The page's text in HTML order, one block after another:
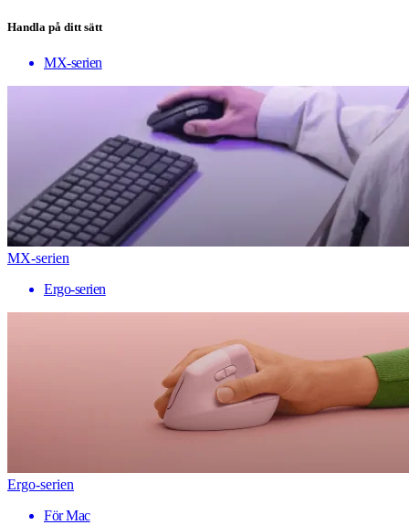
Handla på ditt sätt
MX-serien
MX-serien
Ergo-serien
Ergo-serien
För Mac